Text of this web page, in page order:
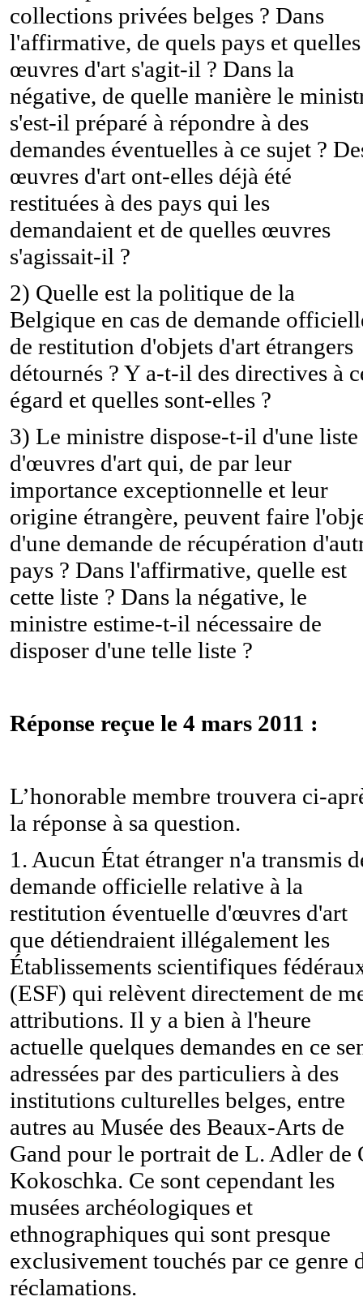
collections privées belges ? Dans
l'affirmative, de quels pays et quelles
œuvres d'art s'agit-il ? Dans la
négative, de quelle manière le
s'est-il préparé à répondre à des
demandes éventuelles à ce sujet ?
œuvres d'art ont-elles déjà été
restituées à des pays qui les
demandaient et de quelles œuvres
s'agissait-il ?
2) Quelle est la politique de la
Belgique en cas de demande
de restitution d'objets d'art étrangers
détournés ? Y a-t-il des directives à
égard et quelles sont-elles ?
3) Le ministre dispose-t-il d'une liste
d'œuvres d'art qui, de par leur
importance exceptionnelle et leur
origine étrangère, peuvent faire
d'une demande de récupération
pays ? Dans l'affirmative, quelle est
cette liste ? Dans la négative, le
ministre estime-t-il nécessaire de
disposer d'une telle liste ?
Réponse reçue le 4 mars 2011 :
L’honorable membre trouvera ci-
la réponse à sa question.
1. Aucun État étranger n'a transmis
demande officielle relative à la
restitution éventuelle d'œuvres d'art
que détiendraient illégalement les
Établissements scientifiques
(ESF) qui relèvent directement de
attributions. Il y a bien à l'heure
actuelle quelques demandes en ce
adressées par des particuliers à des
institutions culturelles belges, entre
autres au Musée des Beaux-Arts de
Gand pour le portrait de L. Adler de
Kokoschka. Ce sont cependant les
musées archéologiques et
ethnographiques qui sont presque
exclusivement touchés par ce genre
réclamations.